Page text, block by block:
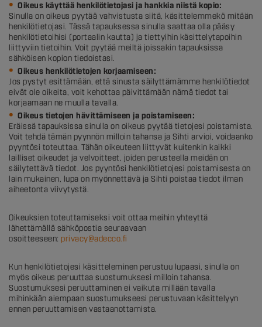
Oikeus käyttää henkilötietojasi ja hankkia niistä kopio:
Sinulla on oikeus pyytää vahvistusta siitä, käsittelemmekö mitään
henkilötietojasi. Tässä tapauksessa sinulla saattaa olla pääsy
henkilötietoihisi (portaalin kautta) ja tiettyihin käsittelytapoihin
liittyviin tietoihin. Voit pyytää meiltä joissakin tapauksissa
sähköisen kopion tiedoistasi.
Oikeus henkilötietojen korjaamiseen:
Jos pystyt esittämään, että sinusta säilyttämämme henkilötiedot
eivät ole oikeita, voit kehottaa päivittämään nämä tiedot tai
korjaamaan ne muulla tavalla.
Oikeus tietojen hävittämiseen ja poistamiseen:
Eräissä tapauksissa sinulla on oikeus pyytää tietojesi poistamista.
Voit tehdä tämän pyynnön milloin tahansa ja Sihti arvioi, voidaanko
pyyntösi toteuttaa. Tähän oikeuteen liittyvät kuitenkin kaikki
lailliset oikeudet ja velvoitteet, joiden perusteella meidän on
säilytettävä tiedot. Jos pyyntösi henkilötietojesi poistamisesta on
lain mukainen, lupa on myönnettävä ja Sihti poistaa tiedot ilman
aiheetonta viivytystä.
Oikeuksien toteuttamiseksi voit ottaa meihin yhteyttä
lähettämällä sähköpostia seuraavaan
osoitteeseen: privacy@adecco.fi
Kun henkilötietojesi käsitteleminen perustuu lupaasi, sinulla on
myös oikeus peruuttaa suostumuksesi milloin tahansa.
Suostumuksesi peruuttaminen ei vaikuta millään tavalla
mihinkään aiempaan suostumukseesi perustuvaan käsittelyyn
ennen peruuttamisen vastaanottamista.